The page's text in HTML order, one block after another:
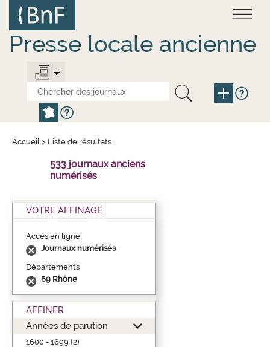
contenu
principal
Presse locale ancienne
Accueil > Liste de résultats
533 journaux anciens
numérisés
VOTRE AFFINAGE
Accès en ligne
Journaux numérisés
Départements
69 Rhône
AFFINER
Années de parution
1600 - 1699 (2)
Panneau de gestion des cookies